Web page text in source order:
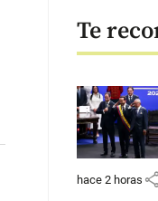
Te
hace 2 horas share